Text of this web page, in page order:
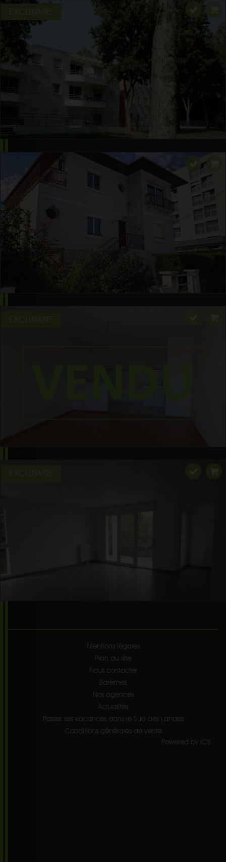
EXCLUSIVITE
EXCLUSIVITE
EXCLUSIVITE
Mentions légales
Plan du site
Nous contacter
Barèmes
Nos agences
Actualités
Passer ses vacances dans le Sud des Landes
Conditions générales de vente
Powered by ICS